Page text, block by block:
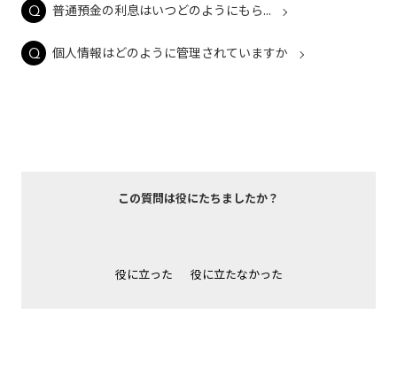
普通預金の利息はいつどのようにもら...
個人情報はどのように管理されていますか
この質問は役にたちましたか？
役に立った 役に立たなかった